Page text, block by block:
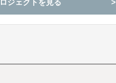
ジェクトを見る